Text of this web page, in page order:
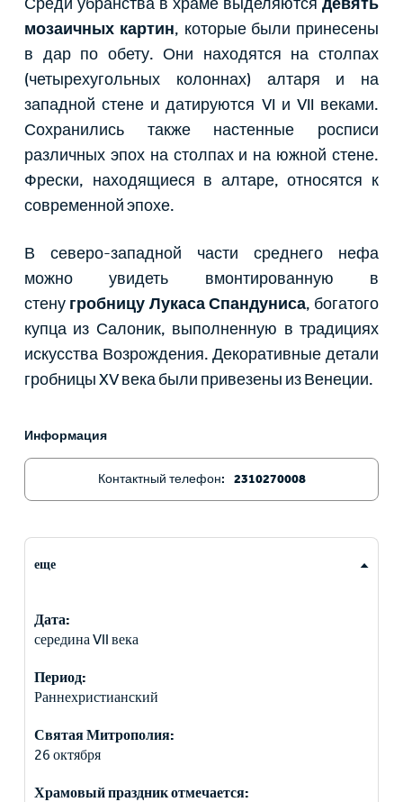
мозаичных картин, которые были принесены
в дар по обету. Они находятся на столпах
(четырехугольных колоннах) алтаря и на
западной стене и датируются VI и VII веками.
Сохранились также настенные росписи
различных эпох на столпах и на южной стене.
Фрески, находящиеся в алтаре, относятся к
современной эпохе.
В северо-западной части среднего нефа
можно увидеть вмонтированную в
стену гробницу Лукаса Спандуниса, богатого
купца из Салоник, выполненную в традициях
искусства Возрождения. Декоративные детали
гробницы XV века были привезены из Венеции.
Информация
Контактный телефон: 2310270008
еще
Дата:
середина VII века
Период:
Раннехристианский
Святая Митрополия:
26 октября
Храмовый праздник отмечается: